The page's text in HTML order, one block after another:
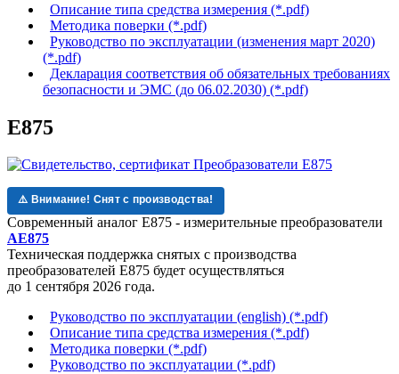
Описание типа средства измерения (*.pdf)
Методика поверки (*.pdf)
Руководство по эксплуатации (изменения март 2020)
(*.pdf)
Декларация соответствия об обязательных требованиях
безопасности и ЭМС (до 06.02.2030) (*.pdf)
Е875
⚠️ Внимание! Снят с производства!
Современный аналог Е875 - измерительные преобразователи
AE875
Техническая поддержка снятых с производства
преобразователей Е875 будет осуществляться
до 1 сентября 2026 года.
Руководство по эксплуатации (english) (*.pdf)
Описание типа средства измерения (*.pdf)
Методика поверки (*.pdf)
Руководство по эксплуатации (*.pdf)